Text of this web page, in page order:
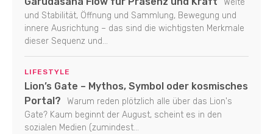
Weite
und Stabilität, Öffnung und Sammlung, Bewegung und
innere Ausrichtung – das sind die wichtigsten Merkmale
dieser Sequenz und...
LIFESTYLE
Lion’s Gate – Mythos, Symbol oder kosmisches
Portal?
Warum reden plötzlich alle über das Lion's
Gate? Kaum beginnt der August, scheint es in den
sozialen Medien (zumindest...